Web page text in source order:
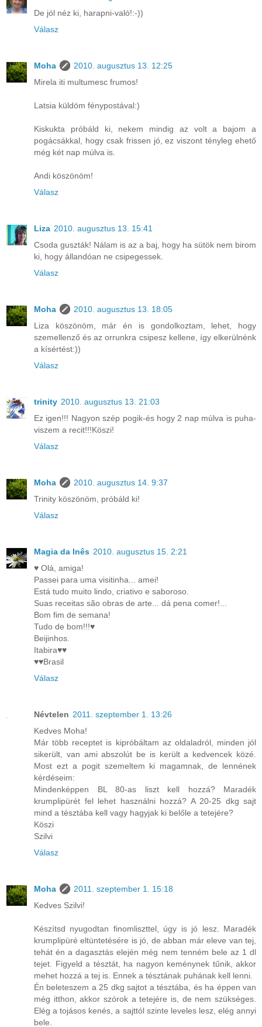
De jól néz ki, harapni-való!:-))
Válasz
Moha
2010. augusztus 13. 12:25
Mirela iti multumesc frumos!
Latsia küldöm fénypostával:)
Kiskukta próbáld ki, nekem mindig az volt a bajom a
pogácsákkal, hogy csak frissen jó, ez viszont tényleg ehető
még két nap múlva is.
Andi köszönöm!
Válasz
Liza 2010. augusztus 13. 15:41
Csoda guszták! Nálam is az a baj, hogy ha sütök nem birom
ki, hogy állandóan ne csipegessek.
Válasz
Moha
2010. augusztus 13. 18:05
Liza köszönöm, már én is gondolkoztam, lehet, hogy
szemellenző és az orrunkra csipesz kellene, így elkerülnénk
a kísértést:))
Válasz
trinity 2010. augusztus 13. 21:03
Ez igen!!! Nagyon szép pogik-és hogy 2 nap múlva is puha-
viszem a recit!!!Köszi!
Válasz
Moha
2010. augusztus 14. 9:37
Trinity köszönöm, próbáld ki!
Válasz
Magia da Inês 2010. augusztus 15. 2:21
♥ Olá, amiga!
Passei para uma visitinha... amei!
Está tudo muito lindo, criativo e saboroso.
Suas receitas são obras de arte... dá pena comer!...
Bom fim de semana!
Tudo de bom!!!♥
Beijinhos.
Itabira♥♥
♥♥Brasil
Válasz
Névtelen 2011. szeptember 1. 13:26
Kedves Moha!
Már több receptet is kipróbáltam az oldaladról, minden jól
sikerült, van ami abszolút be is került a kedvencek közé.
Most ezt a pogit szemeltem ki magamnak, de lennének
kérdéseim:
Mindenképpen BL 80-as liszt kell hozzá? Maradék
krumplipürét fel lehet használni hozzá? A 20-25 dkg sajt
mind a tésztába kell vagy hagyjak ki belőle a tetejére?
Köszi
Szilvi
Válasz
Moha
2011. szeptember 1. 15:18
Kedves Szilvi!
Készítsd nyugodtan finomliszttel, úgy is jó lesz. Maradék
krumplipüré eltüntetésére is jó, de abban már eleve van tej,
tehát én a dagasztás elején még nem tenném bele az 1 dl
tejet. Figyeld a tésztát, ha nagyon keménynek tűnik, akkor
mehet hozzá a tej is. Ennek a tésztának puhának kell lenni.
Én beleteszem a 25 dkg sajtot a tésztába, és ha éppen van
még itthon, akkor szórok a tetejére is, de nem szükséges.
Elég a tojásos kenés, a sajttól szinte leveles lesz, elég annyi
bele.